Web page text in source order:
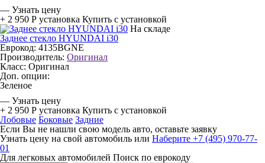
— Узнать цену
+ 2 950 Р установка Купить с установкой
На складе
Заднее стекло HYUNDAI i30
Еврокод: 4135BGNE
Производитель: Оригинал
Класс: Оригинал
Доп. опции:
Зеленое
— Узнать цену
+ 2 950 Р установка Купить с установкой
Лобовые Боковые Задние
Если Вы не нашли свою модель авто, оставьте заявку
Узнать цену на свой автомобиль или Наберите +7 (495) 970-77-
01
Для легковых автомобилей Поиск по еврокоду